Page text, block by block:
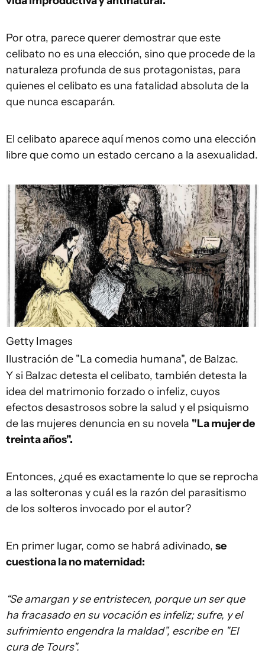
Por otra, parece querer demostrar que este
celibato no es una elección, sino que procede de la
naturaleza profunda de sus protagonistas, para
quienes el celibato es una fatalidad absoluta de la
que nunca escaparán.
El celibato aparece aquí menos como una elección
libre que como un estado cercano a la asexualidad.
Getty Images
Ilustración de "La comedia humana", de Balzac.
Y si Balzac detesta el celibato, también detesta la
idea del matrimonio forzado o infeliz, cuyos
efectos desastrosos sobre la salud y el psiquismo
de las mujeres denuncia en su novela "La mujer de
treinta años".
Entonces, ¿qué es exactamente lo que se reprocha
a las solteronas y cuál es la razón del parasitismo
de los solteros invocado por el autor?
En primer lugar, como se habrá adivinado, se
cuestiona la no maternidad:
“Se amargan y se entristecen, porque un ser que
ha fracasado en su vocación es infeliz; sufre, y el
sufrimiento engendra la maldad”, escribe en "El
cura de Tours".